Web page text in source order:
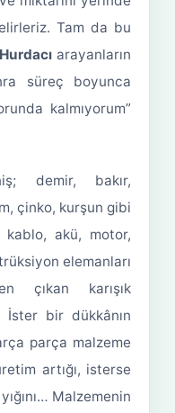
Tam da bu
arayanların
süreç boyunca
kalmıyorum”
demir, bakır,
çinko, kurşun gibi
kablo, akü, motor,
elemanları
çıkan karışık
bir dükkânın
parça malzeme
artığı, isterse
Malzemenin